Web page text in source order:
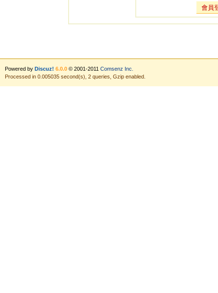
會員
Powered by Discuz! 6.0.0© 2001-2011 Comsenz Inc.
Processed in 0.005035 second(s), 2 queries, Gzip enabled.